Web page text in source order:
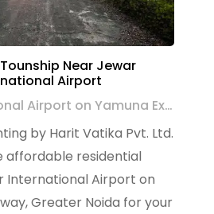
Near Jewar
Airport
Jewar International Airport on Yamuna Expressway, Greater Noida
by Harit Vatika Pvt. Ltd.
affordable residential
International Airport on
Greater Noida for your